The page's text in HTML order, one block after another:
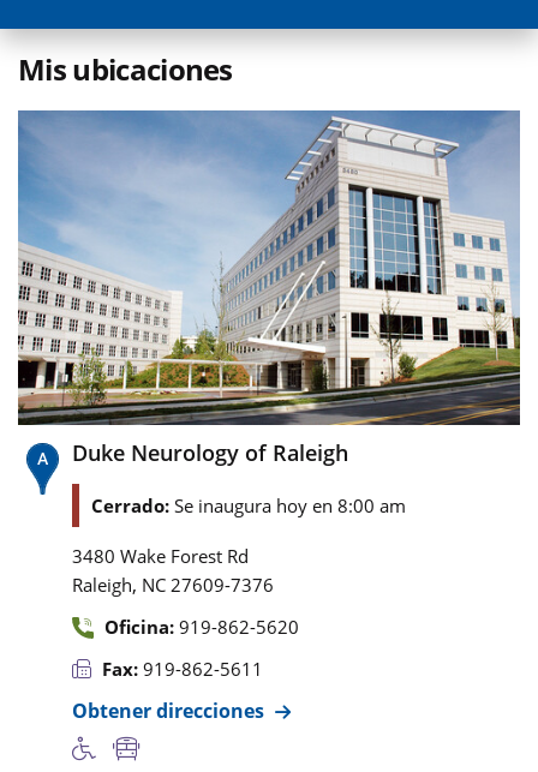
Mis ubicaciones
Duke Neurology of Raleigh
Cerrado: Se inaugura hoy en 8:00 am
3480 Wake Forest Rd
Raleigh, NC 27609-7376
Oficina: 919-862-5620
Fax: 919-862-5611
Obtener direcciones